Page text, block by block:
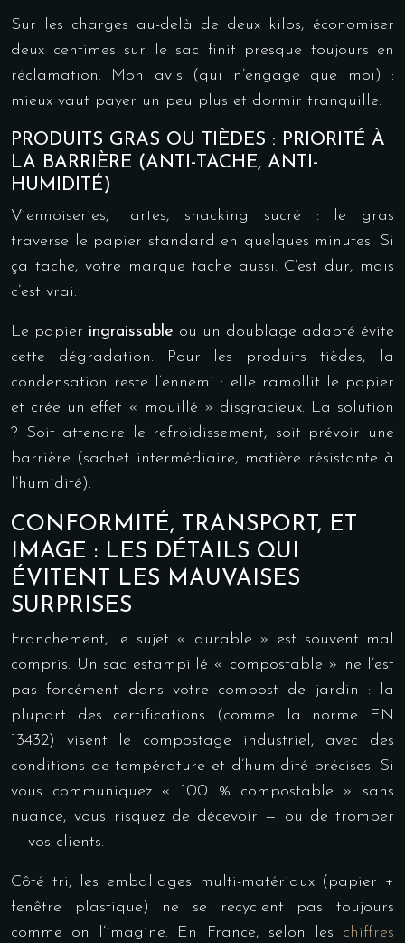
Sur les charges au-delà de deux kilos, économiser
deux centimes sur le sac finit presque toujours en
réclamation. Mon avis (qui n’engage que moi) :
mieux vaut payer un peu plus et dormir tranquille.
PRODUITS GRAS OU TIÈDES : PRIORITÉ À
LA BARRIÈRE (ANTI-TACHE, ANTI-
HUMIDITÉ)
Viennoiseries, tartes, snacking sucré : le gras
traverse le papier standard en quelques minutes. Si
ça tache, votre marque tache aussi. C’est dur, mais
c’est vrai.
Le papier ingraissable ou un doublage adapté évite
cette dégradation. Pour les produits tièdes, la
condensation reste l’ennemi : elle ramollit le papier
et crée un effet « mouillé » disgracieux. La solution
? Soit attendre le refroidissement, soit prévoir une
barrière (sachet intermédiaire, matière résistante à
l’humidité).
CONFORMITÉ, TRANSPORT, ET
IMAGE : LES DÉTAILS QUI
ÉVITENT LES MAUVAISES
SURPRISES
Franchement, le sujet « durable » est souvent mal
compris. Un sac estampillé « compostable » ne l’est
pas forcément dans votre compost de jardin : la
plupart des certifications (comme la norme EN
13432) visent le compostage industriel, avec des
conditions de température et d’humidité précises. Si
vous communiquez « 100 % compostable » sans
nuance, vous risquez de décevoir — ou de tromper
— vos clients.
Côté tri, les emballages multi-matériaux (papier +
fenêtre plastique) ne se recyclent pas toujours
comme on l’imagine. En France, selon les chiffres